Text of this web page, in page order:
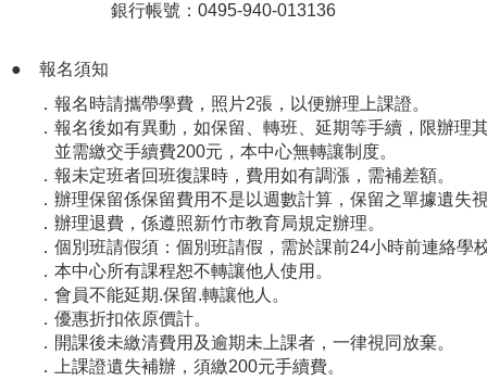
銀行帳號：0495-940-013136
●
報名須知
．報名時請攜帶學費，照片2張，以便辦理上課證。
．報名後如有異動，如保留、轉班、延期等手續，限辦理
並需繳交手續費200元，本中心無轉讓制度。
．報未定班者回班復課時，費用如有調漲，需補差額。
． 辦理保留係保留費用不是以週數計算，保留之單據遺失
． 辦理退費，係遵照新竹市教育局規定辦理。
．個別班請假須：個別班請假，需於課前24小時前連絡學
．本中心所有課程恕不轉讓他人使用。
．會員不能延期.保留.轉讓他人。
． 優惠折扣依原價計。
．開課後未繳清費用及逾期未上課者，一律視同放棄。
．上課證遺失補辦，須繳200元手續費。